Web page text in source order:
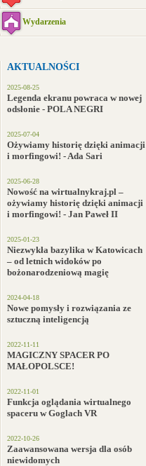
Wydarzenia
AKTUALNOŚCI
2025-08-25
Legenda ekranu powraca w nowej
odsłonie - POLA NEGRI
2025-07-04
Ożywiamy historię dzięki animacji
i morfingowi! - Ada Sari
2025-06-28
Nowość na wirtualnykraj.pl –
ożywiamy historię dzięki animacji
i morfingowi! - Jan Paweł II
2025-01-23
Niezwykła bazylika w Katowicach
– od letnich widoków po
bożonarodzeniową magię
2024-04-18
Nowe pomysły i rozwiązania ze
sztuczną inteligencją
2022-11-11
MAGICZNY SPACER PO
MAŁOPOLSCE!
2022-11-01
Funkcja oglądania wirtualnego
spaceru w Goglach VR
2022-10-26
Zaawansowana wersja dla osób
niewidomych